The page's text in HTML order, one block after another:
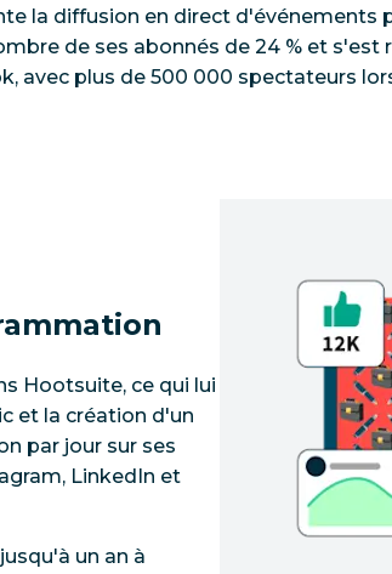
la diffusion en direct d'événements
de ses abonnés de 24 % et
avec plus de 500 000 spectateurs
Hootsuite, ce qui lui
et la création d'un
par jour sur ses
LinkedIn et
un an à